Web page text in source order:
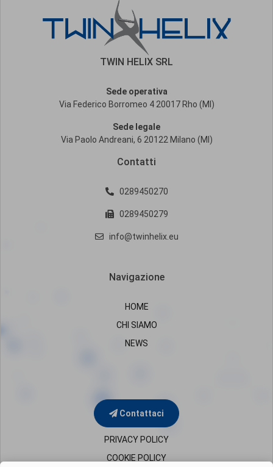
TWIN HELIX SRL
Sede operativa
Via Federico Borromeo 4 20017 Rho (MI)
Sede legale
Via Paolo Andreani, 6 20122 Milano (MI)
Contatti
0289450270
0289450279
info@twinhelix.eu
Navigazione
HOME
CHI SIAMO
NEWS
Contattaci
PRIVACY POLICY
COOKIE POLICY